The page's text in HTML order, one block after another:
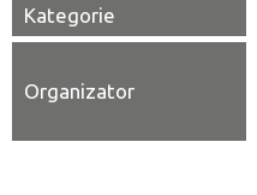
Kategorie
Organizator